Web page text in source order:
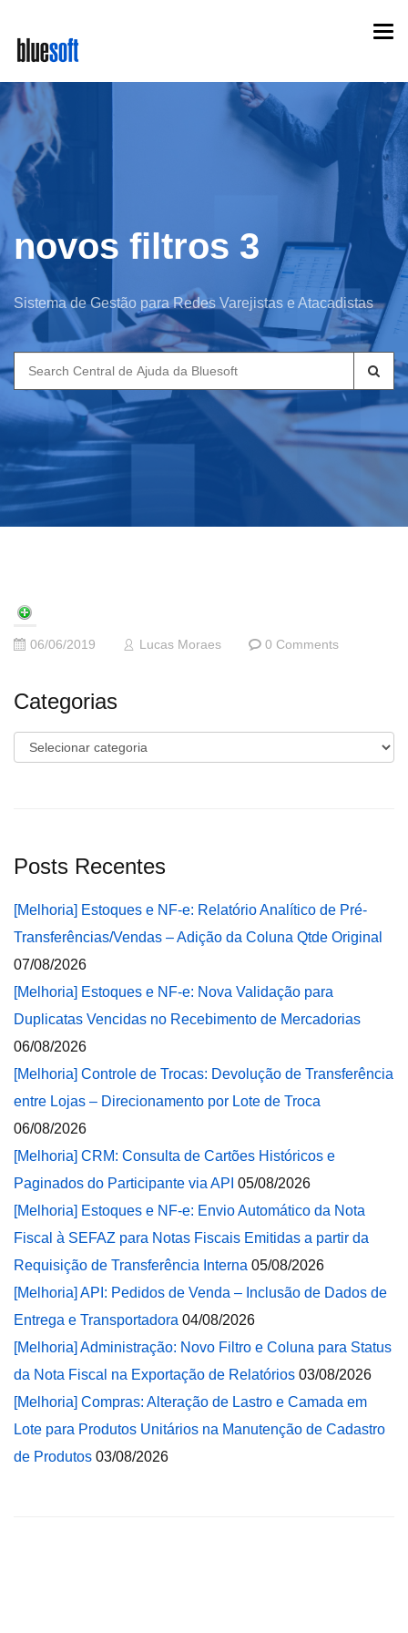
main
content
novos filtros 3
Sistema de Gestão para Redes Varejistas e Atacadistas
Search
for:
06/06/2019 Lucas Moraes 0 Comments
Categorias
Categorias
Posts Recentes
[Melhoria] Estoques e NF-e: Relatório Analítico de Pré-
Transferências/Vendas – Adição da Coluna Qtde Original
07/08/2026
[Melhoria] Estoques e NF-e: Nova Validação para
Duplicatas Vencidas no Recebimento de Mercadorias
06/08/2026
[Melhoria] Controle de Trocas: Devolução de Transferência
entre Lojas – Direcionamento por Lote de Troca
06/08/2026
[Melhoria] CRM: Consulta de Cartões Históricos e
Paginados do Participante via API 05/08/2026
[Melhoria] Estoques e NF-e: Envio Automático da Nota
Fiscal à SEFAZ para Notas Fiscais Emitidas a partir da
Requisição de Transferência Interna 05/08/2026
[Melhoria] API: Pedidos de Venda – Inclusão de Dados de
Entrega e Transportadora 04/08/2026
[Melhoria] Administração: Novo Filtro e Coluna para Status
da Nota Fiscal na Exportação de Relatórios 03/08/2026
[Melhoria] Compras: Alteração de Lastro e Camada em
Lote para Produtos Unitários na Manutenção de Cadastro
de Produtos 03/08/2026